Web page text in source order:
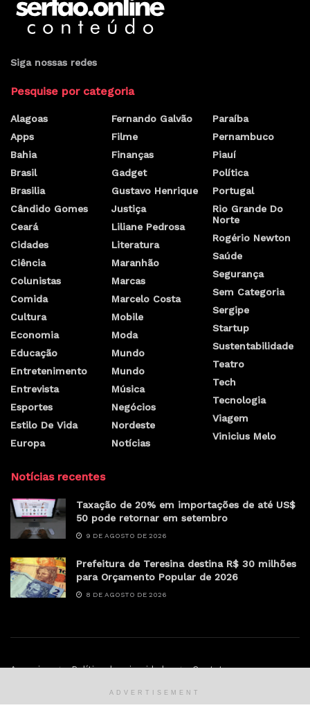
Siga nossas redes
Pesquise por categoria
Alagoas
Apps
Bahia
Brasil
Brasilia
Cândido Gomes
Ceará
Cidades
Ciência
Colunistas
Comida
Cultura
Economia
Educação
Entretenimento
Entrevista
Esportes
Estilo De Vida
Europa
Fernando Galvão
Filme
Finanças
Gadget
Gustavo Henrique
Justiça
Liliane Pedrosa
Literatura
Maranhão
Marcas
Marcelo Costa
Mobile
Moda
Mundo
Mundo
Música
Negócios
Nordeste
Notícias
Paraíba
Pernambuco
Piauí
Política
Portugal
Rio Grande Do
Norte
Rogério Newton
Saúde
Segurança
Sem Categoria
Sergipe
Startup
Sustentabilidade
Teatro
Tech
Tecnologia
Viagem
Vinicius Melo
Notícias recentes
Taxação de 20% em importações de até US$
50 pode retornar em setembro
9 DE AGOSTO DE 2026
Prefeitura de Teresina destina R$ 30 milhões
para Orçamento Popular de 2026
8 DE AGOSTO DE 2026
Anunciar Política de privacidade Contato
ADVERTISEMENT